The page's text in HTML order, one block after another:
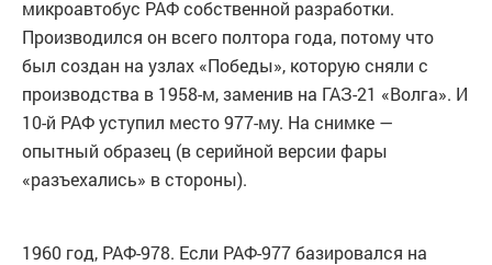
микроавтобус РАФ собственной разработки.
Производился он всего полтора года, потому что
был создан на узлах «Победы», которую сняли с
производства в 1958-м, заменив на ГАЗ-21 «Волга». И
10-й РАФ уступил место 977-му. На снимке —
опытный образец (в серийной версии фары
«разъехались» в стороны).
1960 год, РАФ-978. Если РАФ-977 базировался на